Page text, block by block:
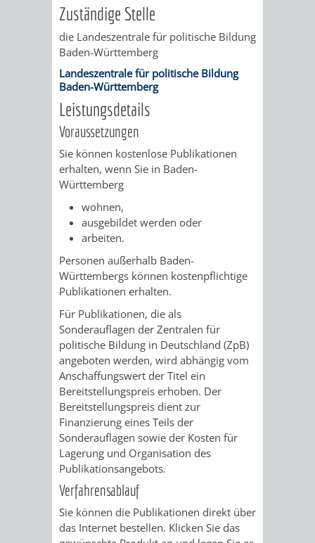
GENEHMIGUNGSVERFAHREN
TAG
DES
OFFENEN
DENKMALS
LIEGENSCHAFTEN
ABWASSERBESEITIGUNG
ERSCHLIESSUNGSBEITRAG
ANTRAGSVERFAHREN
VERMIETE
DOCH
AN
DEINE
STADT
WIEDERVERMIETUNGSPRÄMIE
BAU)
FÜR
AMT
Zuständige Stelle
die Landeszentrale für politische Bildung
Baden-Württemberg
Landeszentrale für politische Bildung
Baden-Württemberg
Leistungsdetails
Voraussetzungen
Sie können kostenlose Publikationen
erhalten, wenn Sie in Baden-
Württemberg
wohnen,
ausgebildet werden oder
arbeiten.
Personen außerhalb Baden-
Württembergs können kostenpflichtige
Publikationen erhalten.
Für Publikationen, die als
Sonderauflagen der Zentralen für
politische Bildung in Deutschland (ZpB)
angeboten werden, wird abhängig vom
Anschaffungswert der Titel ein
Bereitstellungspreis erhoben. Der
Bereitstellungspreis dient zur
Finanzierung eines Teils der
Sonderauflagen sowie der Kosten für
Lagerung und Organisation des
Publikationsangebots.
Verfahrensablauf
Sie können die Publikationen direkt über
das Internet bestellen. Klicken Sie das